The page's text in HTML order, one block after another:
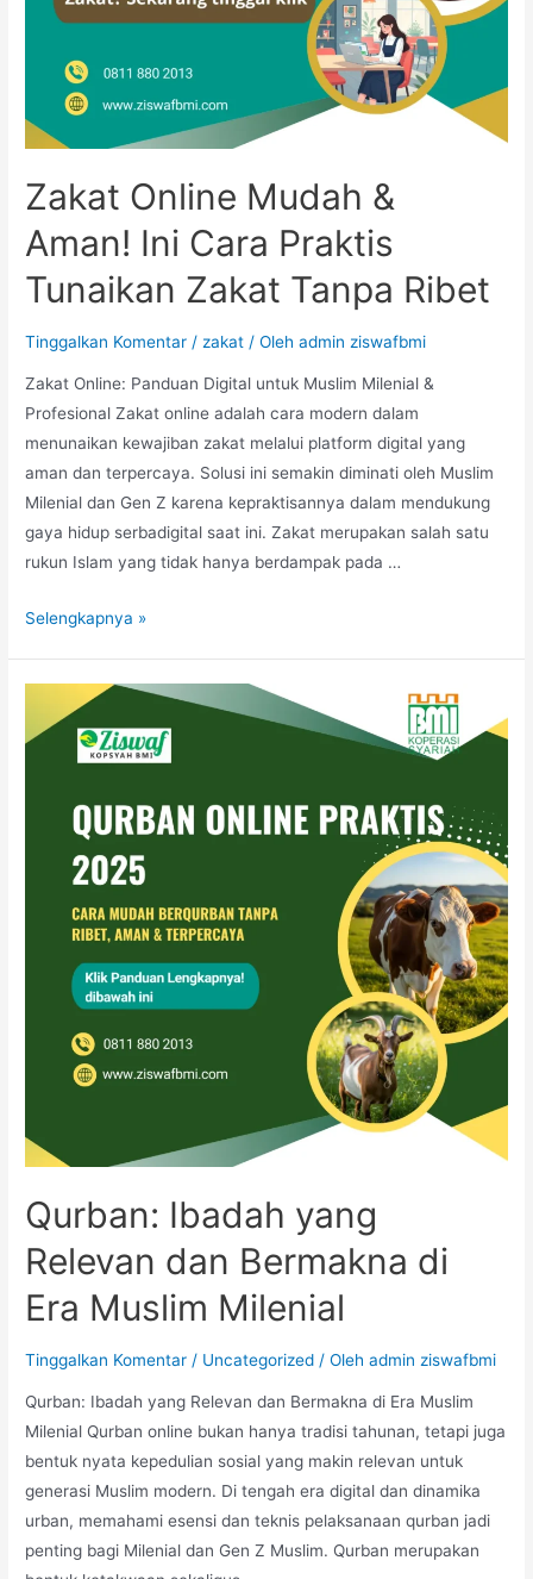
Zakat Online Mudah &
Aman! Ini Cara Praktis
Tunaikan Zakat Tanpa Ribet
Tinggalkan Komentar / zakat / Olehadmin ziswafbmi
Zakat Online: Panduan Digital untuk Muslim Milenial &
Profesional Zakat online adalah cara modern dalam
menunaikan kewajiban zakat melalui platform digital yang
aman dan terpercaya. Solusi ini semakin diminati oleh Muslim
Milenial dan Gen Z karena kepraktisannya dalam mendukung
gaya hidup serbadigital saat ini. Zakat merupakan salah satu
rukun Islam yang tidak hanya berdampak pada …
Selengkapnya »
Qurban: Ibadah yang
Relevan dan Bermakna di
Era Muslim Milenial
Tinggalkan Komentar / Uncategorized / Olehadmin ziswafbmi
Qurban: Ibadah yang Relevan dan Bermakna di Era Muslim
Milenial Qurban online bukan hanya tradisi tahunan, tetapi juga
bentuk nyata kepedulian sosial yang makin relevan untuk
generasi Muslim modern. Di tengah era digital dan dinamika
urban, memahami esensi dan teknis pelaksanaan qurban jadi
penting bagi Milenial dan Gen Z Muslim. Qurban merupakan